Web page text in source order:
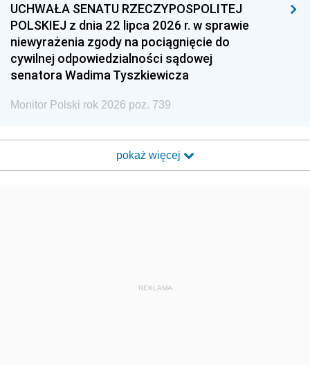
UCHWAŁA SENATU RZECZYPOSPOLITEJ
POLSKIEJ z dnia 22 lipca 2026 r. w sprawie
niewyrażenia zgody na pociągnięcie do
cywilnej odpowiedzialności sądowej
senatora Wadima Tyszkiewicza
Monitor Polski rok 2026 poz. 739
pokaż więcej
REKLAMA